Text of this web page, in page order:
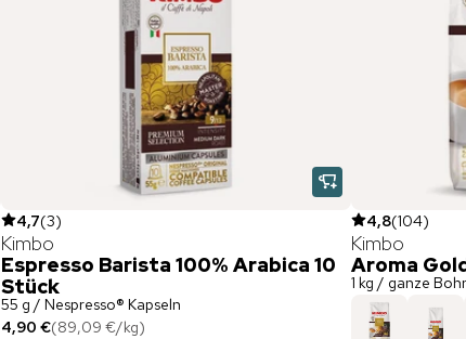
4,7(3)
Kimbo
Espresso Barista 100% Arabica 10
Stück
55 g / Nespresso® Kapseln
4,90 €(89,09 €/kg)
4,8(104)
Kimbo
Aroma
1 kg / ganze